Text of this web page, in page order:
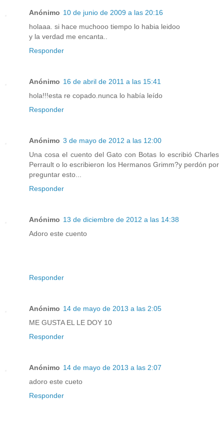
Anónimo 10 de junio de 2009 a las 20:16
holaaa. si hace muchooo tiempo lo habia leidoo
y la verdad me encanta..
Responder
Anónimo 16 de abril de 2011 a las 15:41
hola!!!esta re copado.nunca lo había leído
Responder
Anónimo 3 de mayo de 2012 a las 12:00
Una cosa el cuento del Gato con Botas lo escribió Charles
Perrault o lo escribieron los Hermanos Grimm?y perdón por
preguntar esto...
Responder
Anónimo 13 de diciembre de 2012 a las 14:38
Adoro este cuento
Responder
Anónimo 14 de mayo de 2013 a las 2:05
ME GUSTA EL LE DOY 10
Responder
Anónimo 14 de mayo de 2013 a las 2:07
adoro este cueto
Responder